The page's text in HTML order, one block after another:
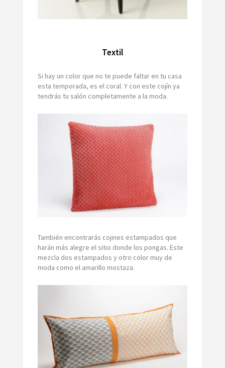
Textil
Si hay un color que no te puede faltar en tu casa
esta temporada, es el coral. Y con este cojín ya
tendrás tu salón completamente a la moda.
También encontrarás cojines estampados que
harán más alegre el sitio donde los pongas. Este
mezcla dos estampados y otro color muy de
moda como el amarillo mostaza.